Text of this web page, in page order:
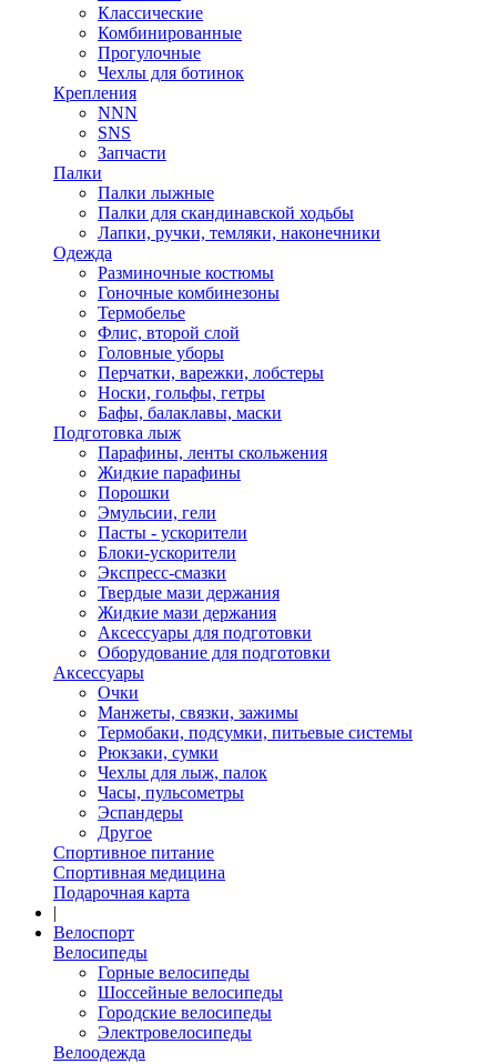
Классические
Комбинированные
Прогулочные
Чехлы для ботинок
Крепления
NNN
SNS
Запчасти
Палки
Палки лыжные
Палки для скандинавской ходьбы
Лапки, ручки, темляки, наконечники
Одежда
Разминочные костюмы
Гоночные комбинезоны
Термобелье
Флис, второй слой
Головные уборы
Перчатки, варежки, лобстеры
Носки, гольфы, гетры
Бафы, балаклавы, маски
Подготовка лыж
Парафины, ленты скольжения
Жидкие парафины
Порошки
Эмульсии, гели
Пасты - ускорители
Блоки-ускорители
Экспресс-смазки
Твердые мази держания
Жидкие мази держания
Аксессуары для подготовки
Оборудование для подготовки
Аксессуары
Очки
Манжеты, связки, зажимы
Термобаки, подсумки, питьевые системы
Рюкзаки, сумки
Чехлы для лыж, палок
Часы, пульсометры
Эспандеры
Другое
Спортивное питание
Спортивная медицина
Подарочная карта
|
Велоспорт
Велосипеды
Горные велосипеды
Шоссейные велосипеды
Городские велосипеды
Электровелосипеды
Велоодежда